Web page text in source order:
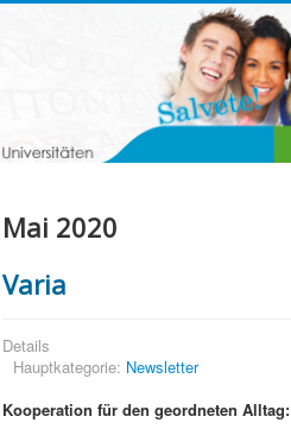
Mai 2020
Varia
Details
Hauptkategorie: Newsletter
Kooperation für den geordneten Alltag: